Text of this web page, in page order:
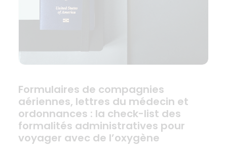
Formulaires de compagnies
aériennes, lettres du médecin et
ordonnances : la check-list des
formalités administratives pour
voyager avec de l’oxygène